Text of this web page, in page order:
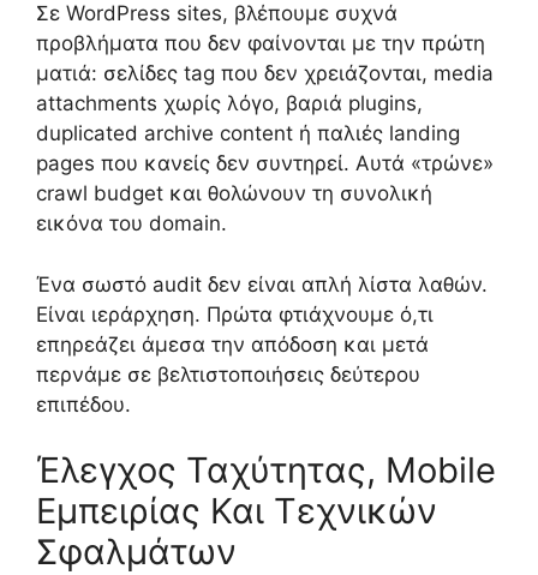
Σε WordPress sites, βλέπουμε συχνά
προβλήματα που δεν φαίνονται με την πρώτη
ματιά: σελίδες tag που δεν χρειάζονται, media
attachments χωρίς λόγο, βαριά plugins,
duplicated archive content ή παλιές landing
pages που κανείς δεν συντηρεί. Αυτά «τρώνε»
crawl budget και θολώνουν τη συνολική
εικόνα του domain.
Ένα σωστό audit δεν είναι απλή λίστα λαθών.
Είναι ιεράρχηση. Πρώτα φτιάχνουμε ό,τι
επηρεάζει άμεσα την απόδοση και μετά
περνάμε σε βελτιστοποιήσεις δεύτερου
επιπέδου.
Έλεγχος Ταχύτητας, Mobile
Εμπειρίας Και Τεχνικών
Σφαλμάτων